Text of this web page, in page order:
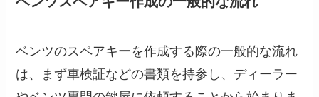
ベンツのスペアキーを作成する際の一般的な流れ
は、まず車検証などの書類を持参し、ディーラー